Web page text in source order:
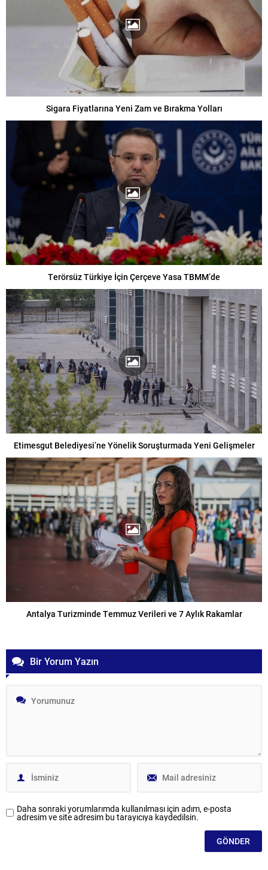
Sigara Fiyatlarına Yeni Zam ve Bırakma Yolları
Terörsüz Türkiye İçin Çerçeve Yasa TBMM’de
Etimesgut Belediyesi’ne Yönelik Soruşturmada Yeni Gelişmeler
Antalya Turizminde Temmuz Verileri ve 7 Aylık Rakamlar
Bir Yorum Yazın
Daha sonraki yorumlarımda kullanılması için adım, e-posta
adresim ve site adresim bu tarayıcıya kaydedilsin.